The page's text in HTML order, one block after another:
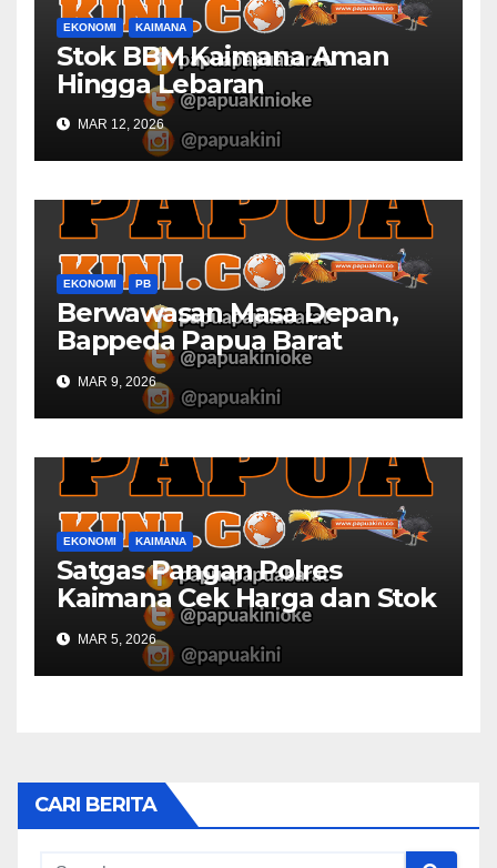
EKONOMI KAIMANA
Stok BBM Kaimana Aman
Hingga Lebaran
MAR 12, 2026
EKONOMI PB
Berwawasan Masa Depan,
Bappeda Papua Barat
Konsultasi Publik RKPD 2027
MAR 9, 2026
EKONOMI KAIMANA
Satgas Pangan Polres
Kaimana Cek Harga dan Stok
Bapok di Pasar
MAR 5, 2026
CARI BERITA